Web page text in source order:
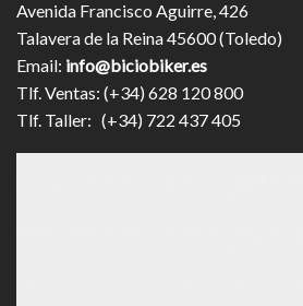
Avenida Francisco Aguirre, 426
Talavera de la Reina 45600 (Toledo)
Email: info@biciobiker.es
Tlf. Ventas: (+34) 628 120 800
Tlf. Taller: (+34) 722 437 405